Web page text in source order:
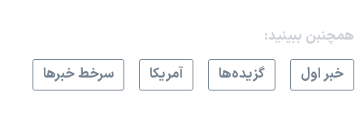
همچنبن ببینید:
خبر اول
گزيده‌ها آمريکا سرخط خبرها